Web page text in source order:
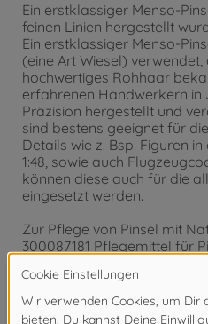
Ein erstklassiger Menso-
feinen Linien hergestellt
Ein erstklassiger Menso-
(eine Art Wiesel)
hochwertiges Rohhaar
erfahrenen Handwerkern
Präzision hergestellt und
sind bestens geeignet für
Details wie z. Bsp. Figuren
1:48, sowie auch
können diese auch für die
eingesetzt werden.
Zur Pflege von Pinsel mit
300087181 Pflegemittel für
Hochwertiger Menso-Pinsel,
wertige Naturborsten, Fein,
Grifflänge 130mm.